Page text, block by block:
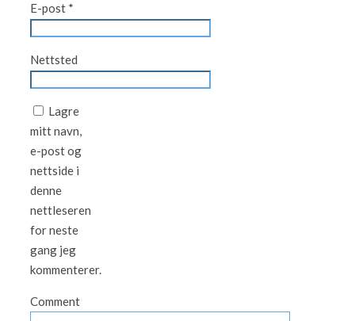
E-post *
Nettsted
Lagre
mitt navn,
e-post og
nettside i
denne
nettleseren
for neste
gang jeg
kommenterer.
Comment